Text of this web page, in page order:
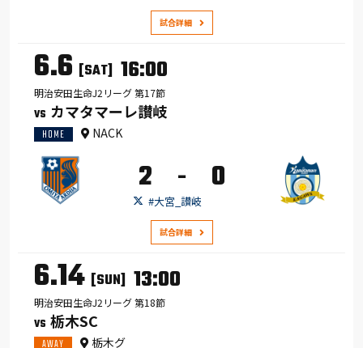
試合詳細
6.6 [SAT] 16:00
明治安田生命J2リーグ 第17節
VS カマタマーレ讃岐
HOME NACK
2 - 0
#大宮_讃岐
試合詳細
6.14 [SUN] 13:00
明治安田生命J2リーグ 第18節
VS 栃木SC
AWAY 栃木グ